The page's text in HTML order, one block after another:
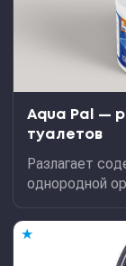
Aqua Pal —
туалетов
Разлагает
однородной
★